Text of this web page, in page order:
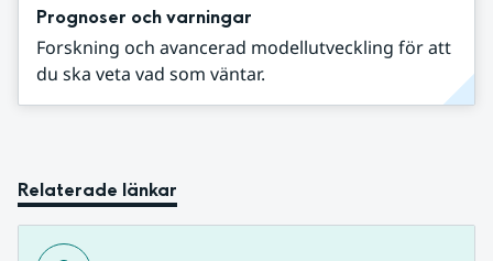
Prognoser och varningar
Forskning och avancerad modellutveckling för att
du ska veta vad som väntar.
Relaterade länkar